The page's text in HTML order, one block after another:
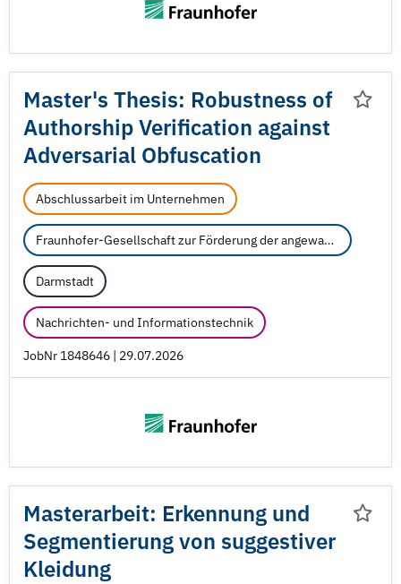
Master's Thesis: Robustness of
Authorship Verification against
Adversarial Obfuscation
Abschlussarbeit im Unternehmen
Fraunhofer-Gesellschaft zur Förderung der angewandten Forschung e.V.
Darmstadt
Nachrichten- und Informationstechnik
JobNr 1848646 | 29.07.2026
Masterarbeit: Erkennung und
Segmentierung von suggestiver
Kleidung